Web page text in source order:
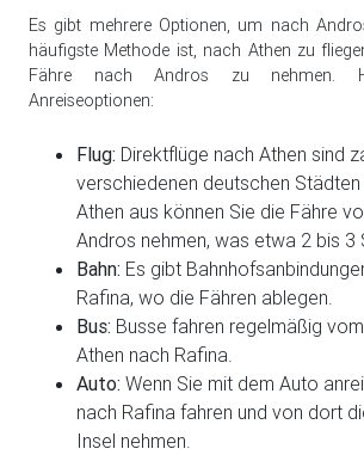
Es gibt mehrere Optionen, um nach
häufigste Methode ist, nach Athen zu
Fähre nach Andros zu nehmen.
Anreiseoptionen:
Flug: Direktflüge nach Athen sind
verschiedenen deutschen
Athen aus können Sie die Fähre
Andros nehmen, was etwa 2 bis 3
Bahn: Es gibt
Rafina, wo die Fähren ablegen.
Bus: Busse fahren regelmäßig
Athen nach Rafina.
Auto: Wenn Sie mit dem Auto
nach Rafina fahren und von dort
Insel nehmen.